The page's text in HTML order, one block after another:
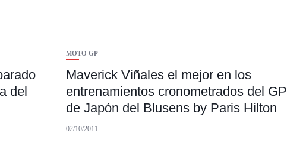
del
MOTO GP
Maverick Viñales el mejor en los
entrenamientos cronometrados del GP
de Japón del Blusens by Paris Hilton
02/10/2011